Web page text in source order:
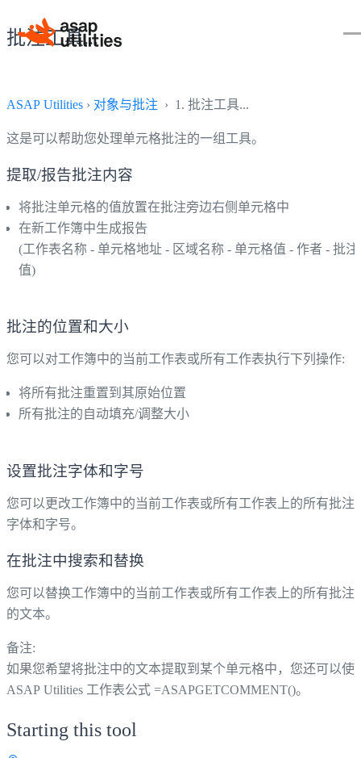
批注工具...
ASAP Utilities › 对象与批注 › 1. 批注工具...
这是可以帮助您处理单元格批注的一组工具。
提取/报告批注内容
将批注单元格的值放置在批注旁边右侧单元格中
在新工作簿中生成报告
(工作表名称 - 单元格地址 - 区域名称 - 单元格值 - 作者 - 批注
值)
批注的位置和大小
您可以对工作簿中的当前工作表或所有工作表执行下列操作:
将所有批注重置到其原始位置
所有批注的自动填充/调整大小
设置批注字体和字号
您可以更改工作簿中的当前工作表或所有工作表上的所有批注
字体和字号。
在批注中搜索和替换
您可以替换工作簿中的当前工作表或所有工作表上的所有批注
的文本。
备注:
如果您希望将批注中的文本提取到某个单元格中，您还可以使
ASAP Utilities 工作表公式 =ASAPGETCOMMENT()。
Starting this tool